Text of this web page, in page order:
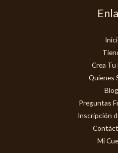
Crea Tu
Quienes
Preguntas
Inscripción
Mi